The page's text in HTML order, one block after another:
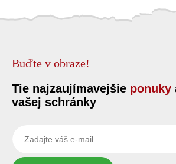
Buďte v obraze!
Tie najzaujímavejšie ponuky
vašej schránky